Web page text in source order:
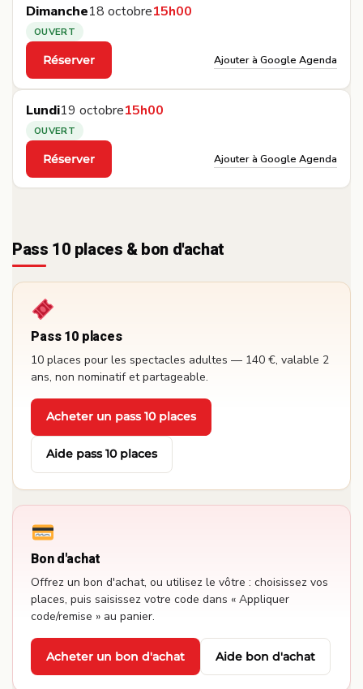
Dimanche18 octobre15h00
OUVERT
Réserver
·
Ajouter à Google Agenda
Lundi19 octobre15h00
OUVERT
Réserver
·
Ajouter à Google Agenda
Pass 10 places & bon d'achat
Pass 10 places
10 places pour les spectacles adultes — 140 €, valable 2
ans, non nominatif et partageable.
Acheter un pass 10 places
· Aide pass 10 places
Bon d'achat
Offrez un bon d'achat, ou utilisez le vôtre : choisissez vos
places, puis saisissez votre code dans « Appliquer
code/remise » au panier.
Acheter un bon d'achat
·
Aide bon d'achat